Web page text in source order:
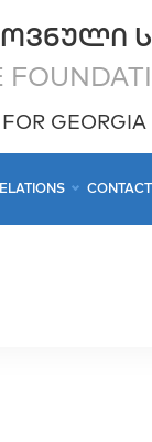
GEORGIA
CONTACT